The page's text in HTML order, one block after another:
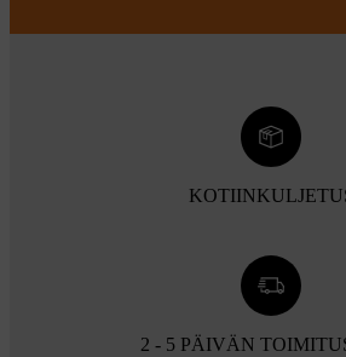
2 - 5 PÄIVÄN